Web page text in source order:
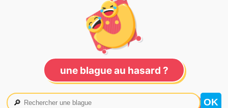
une blague au hasard ?
🔎